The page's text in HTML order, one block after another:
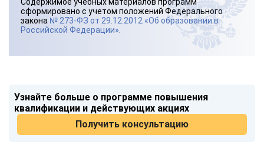
сформировано с учетом положений Федерального
закона № 273-ФЗ от 29.12.2012 «Об образовании в
Российской Федерации»
Узнайте больше о программе повышения
квалификации и действующих акциях
Получить консультацию